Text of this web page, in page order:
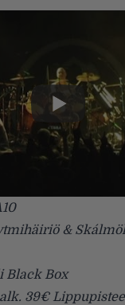
&
Black Box
39€